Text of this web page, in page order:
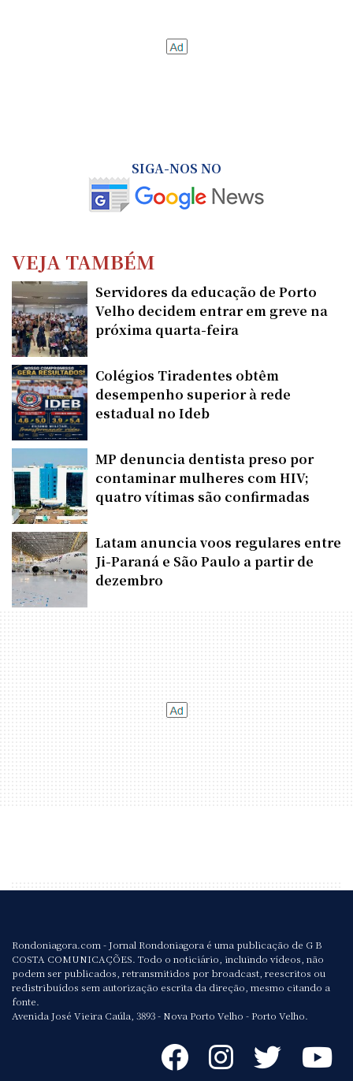
SIGA-NOS NO
VEJA TAMBÉM
Servidores da educação de Porto
Velho decidem entrar em greve na
próxima quarta-feira
Colégios Tiradentes obtêm
desempenho superior à rede
estadual no Ideb
MP denuncia dentista preso por
contaminar mulheres com HIV;
quatro vítimas são confirmadas
Latam anuncia voos regulares entre
Ji-Paraná e São Paulo a partir de
dezembro
Rondoniagora.com - Jornal Rondoniagora é uma publicação de G B
COSTA COMUNICAÇÕES. Todo o noticiário, incluindo vídeos, não
podem ser publicados, retransmitidos por broadcast, reescritos ou
redistribuídos sem autorização escrita da direção, mesmo citando a
fonte.
Avenida José Vieira Caúla, 3893 - Nova Porto Velho - Porto Velho.